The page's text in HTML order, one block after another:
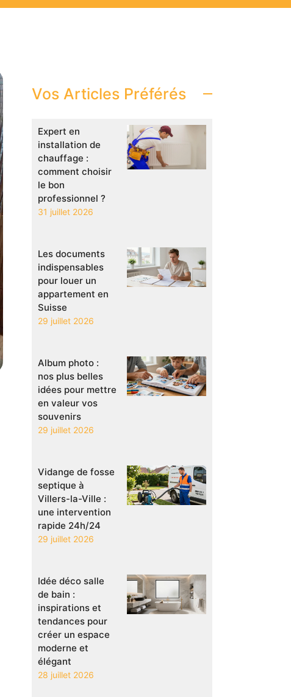
Vos Articles Préférés
Expert en
installation de
chauffage :
comment choisir
le bon
professionnel ?
31 juillet 2026
Les documents
indispensables
pour louer un
appartement en
Suisse
29 juillet 2026
Album photo :
nos plus belles
idées pour mettre
en valeur vos
souvenirs
29 juillet 2026
Vidange de fosse
septique à
Villers-la-Ville :
une intervention
rapide 24h/24
29 juillet 2026
Idée déco salle
de bain :
inspirations et
tendances pour
créer un espace
moderne et
élégant
28 juillet 2026